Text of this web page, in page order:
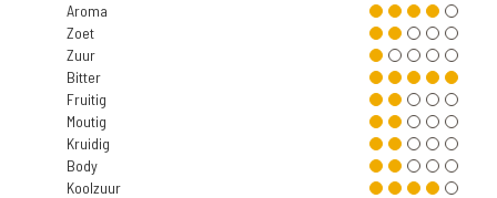
Aroma
Zoet
Zuur
Bitter
Fruitig
Moutig
Kruidig
Body
Koolzuur